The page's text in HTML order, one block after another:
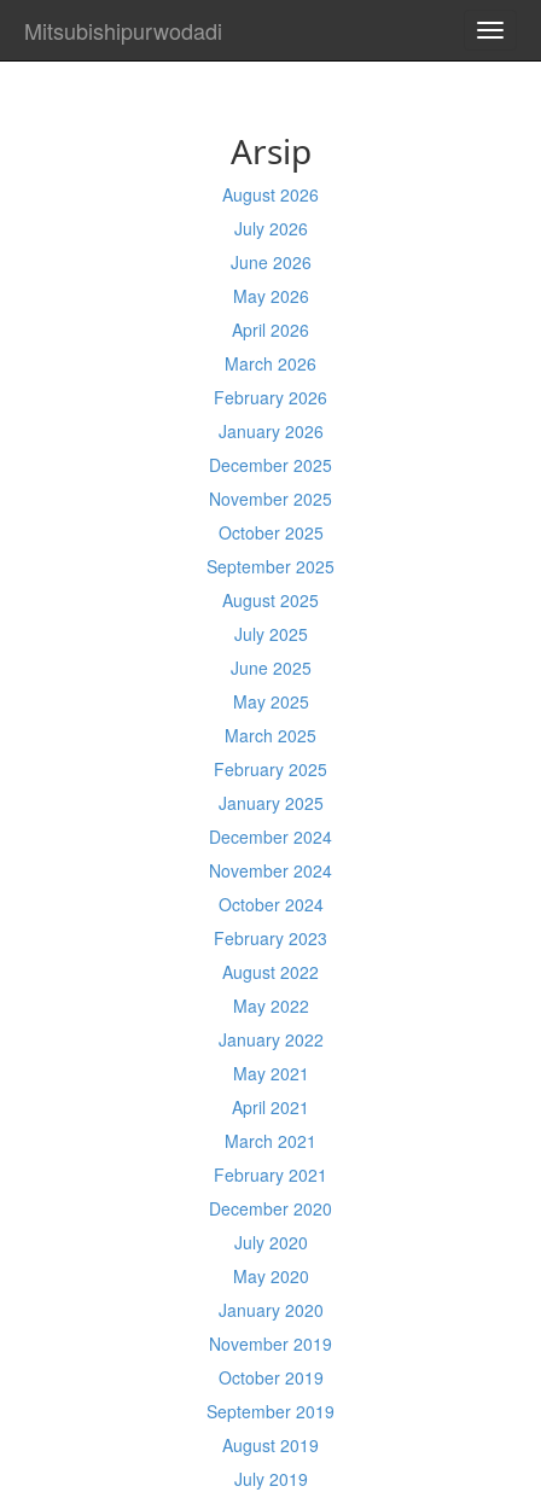
Mitsubishipurwodadi
Arsip
August 2026
July 2026
June 2026
May 2026
April 2026
March 2026
February 2026
January 2026
December 2025
November 2025
October 2025
September 2025
August 2025
July 2025
June 2025
May 2025
March 2025
February 2025
January 2025
December 2024
November 2024
October 2024
February 2023
August 2022
May 2022
January 2022
May 2021
April 2021
March 2021
February 2021
December 2020
July 2020
May 2020
January 2020
November 2019
October 2019
September 2019
August 2019
July 2019